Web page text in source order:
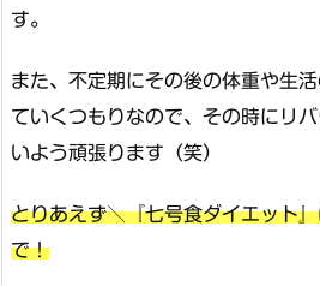
す。
また、不定期にその後の体重や生
ていくつもりなので、その時にリ
いよう頑張ります（笑）
とりあえず＼『七号食ダイエット
で！